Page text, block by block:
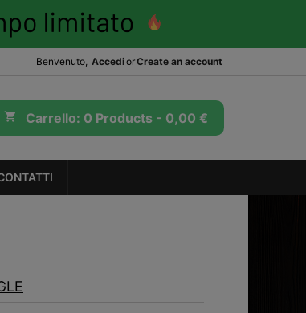
Benvenuto, AccediorCreate an account
shopping_cart Carrello: 0 Products - 0,00 €